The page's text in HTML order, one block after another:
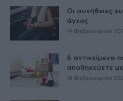
Οι συνήθειες
άγχος
19 Φεβρουαρίου
6 αντικείμενα
αποθηκεύετε
18 Φεβρουαρίου